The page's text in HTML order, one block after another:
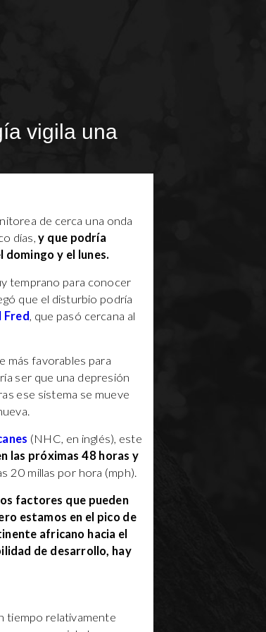
vigila una
de cerca una onda
días,y que podría
domingo y el lunes.
temprano para conocer
que el disturbio podría
, que pasó cercana al
más favorables para
ser que una depresión
ese sistema se mueve
(NHC, en inglés), este
las próximas 48 horas y
20 millas por hora (mph).
factores que pueden
estamos en el pico de
africano hacia el
de desarrollo, hay
tiempo relativamente